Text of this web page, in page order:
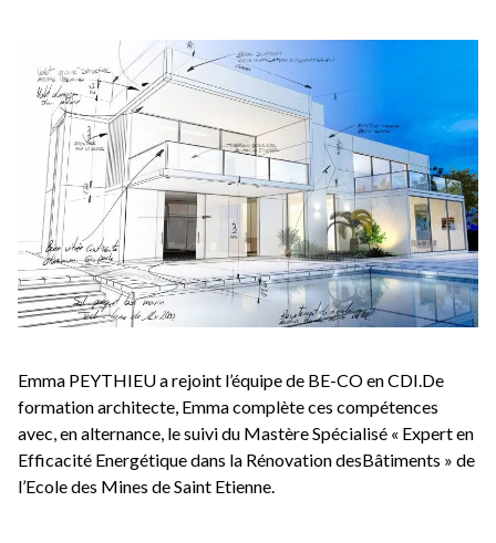
Emma PEYTHIEU a rejoint l’équipe de BE-CO en CDI.De
formation architecte, Emma complète ces compétences
avec, en alternance, le suivi du Mastère Spécialisé « Expert en
Efficacité Energétique dans la Rénovation desBâtiments » de
l’Ecole des Mines de Saint Etienne.